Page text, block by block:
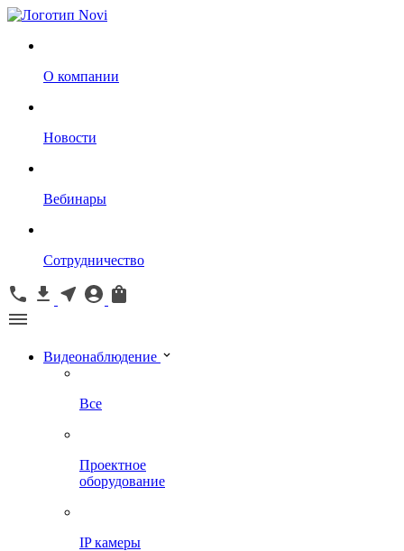
О компании
Новости
Вебинары
Сотрудничество
Видеонаблюдение
Все
Проектное
оборудование
IP камеры